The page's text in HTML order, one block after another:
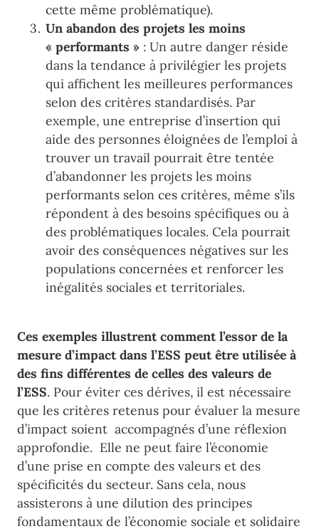
cette même problématique).
Un abandon des projets les moins
« performants » : Un autre danger réside
dans la tendance à privilégier les projets
qui affichent les meilleures performances
selon des critères standardisés. Par
exemple, une entreprise d’insertion qui
aide des personnes éloignées de l’emploi à
trouver un travail pourrait être tentée
d’abandonner les projets les moins
performants selon ces critères, même s’ils
répondent à des besoins spécifiques ou à
des problématiques locales. Cela pourrait
avoir des conséquences négatives sur les
populations concernées et renforcer les
inégalités sociales et territoriales.
Ces exemples illustrent comment l’essor de la
mesure d’impact dans l’ESS peut être utilisée à
des fins différentes de celles des valeurs de
l’ESS. Pour éviter ces dérives, il est nécessaire
que les critères retenus pour évaluer la mesure
d’impact soient accompagnés d’une réflexion
approfondie. Elle ne peut faire l’économie
d’une prise en compte des valeurs et des
spécificités du secteur. Sans cela, nous
assisterons à une dilution des principes
fondamentaux de l’économie sociale et solidaire